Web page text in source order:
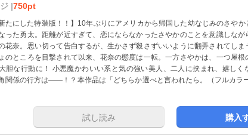
|750pt
新たにした特装版！！】10年ぶりにアメリカから帰国した幼なじみのさや
った勇太。距離が近すぎて、恋にならなかったさやかのことを意識しなが
花奈。思い切って告白するが、生かさず殺さずいいように翻弄されてし
のところを目撃されて以来、花奈の態度は一転。一方さやかは、一つ屋根
胆な行動に！ 小悪魔かわいい系と気の強い美人、二人に挟まれ、嬉しく
関係の行方は――！？本作品は「どちらか選べと言われたら。（フルカラ
試し読み 購入